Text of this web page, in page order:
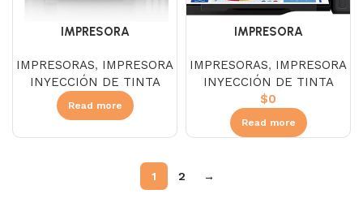
IMPRESORA
ECOTANK L3250 WIFI
IMPRESORAS, IMPRESORA
INYECCIÓN DE TINTA
Read more
IMPRESORA
ECOTANK L5590 WIFI
IMPRESORAS, IMPRESORA
INYECCIÓN DE TINTA
$0
Read more
1 2 →